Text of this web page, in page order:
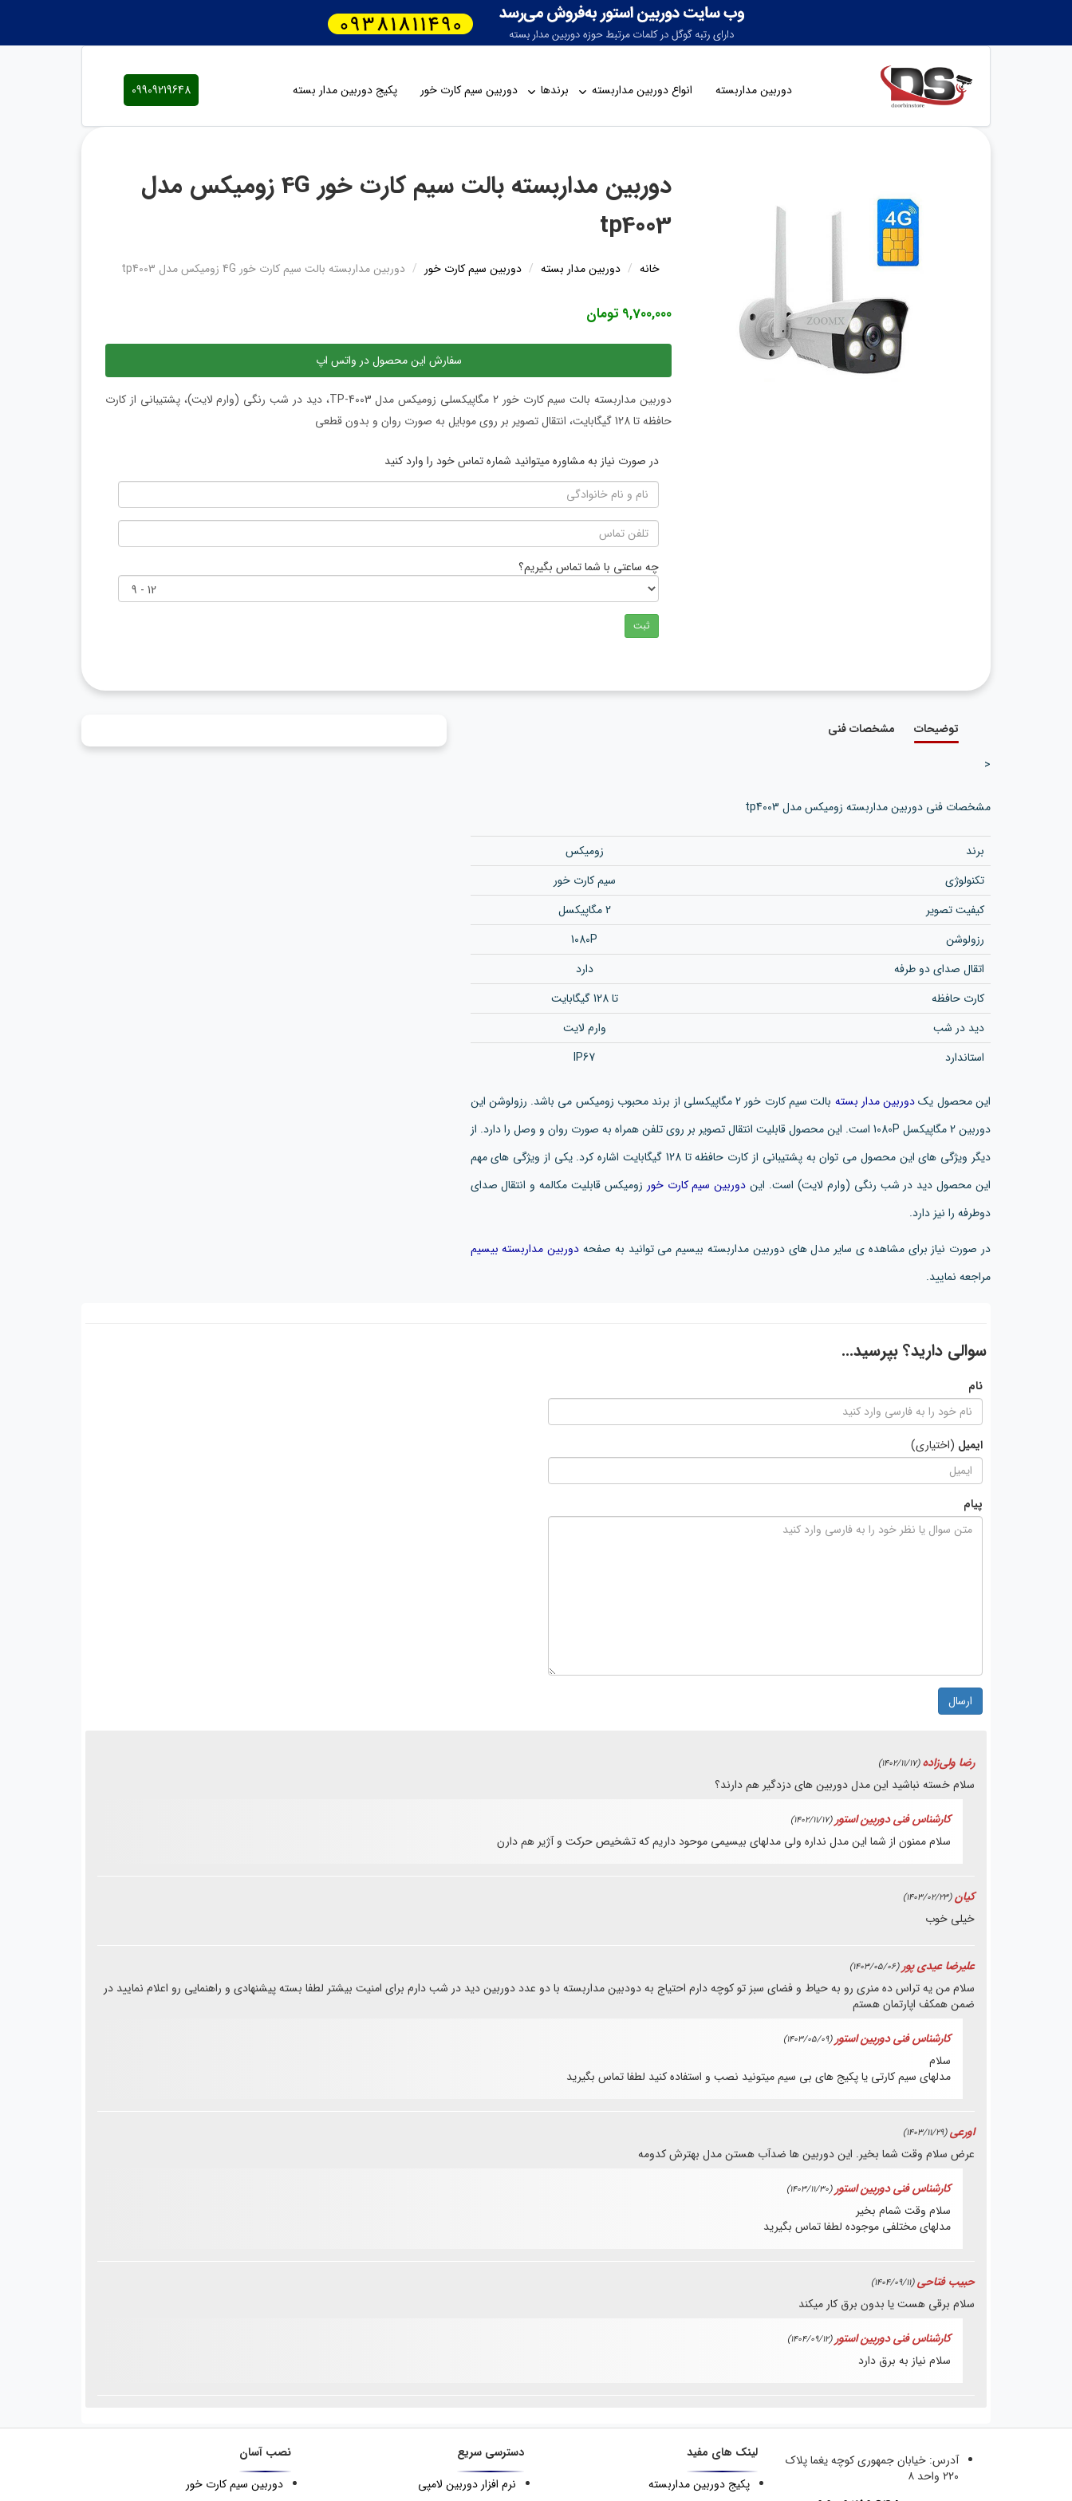
دوربین مداربسته انواع دوربین مداربسته برندها دوربین سیم کارت خور پکیج دوربین مدار بسته 09909219648
دوربین مداربسته بالت سیم کارت خور 4G زومیکس مدل
tp4003
خانه دوربین مدار بسته دوربین سیم کارت خور دوربین مداربسته بالت سیم کارت خور 4G زومیکس مدل tp4003
9,700,000 تومان
سفارش این محصول در واتس اپ
دوربین مداربسته بالت سیم کارت خور 2 مگاپیکسلی زومیکس مدل TP-4003، دید در شب رنگی (وارم لایت)، پشتیبانی از کارت
حافظه تا 128 گیگابایت، انتقال تصویر بر روی موبایل به صورت روان و بدون قطعی
در صورت نیاز به مشاوره میتوانید شماره تماس خود را وارد کنید
چه ساعتی با شما تماس بگیریم؟
ثبت
توضیحات مشخصات فنی
<
مشخصات فنی دوربین مداربسته زومیکس مدل tp4003
برند
زومیکس
تکنولوژی
سیم کارت خور
کیفیت تصویر
2 مگاپیکسل
رزولوشن
1080P
اتقال صدای دو طرفه
دارد
کارت حافظه
تا 128 گیگابایت
دید در شب
وارم لایت
استاندارد
IP67
این محصول یکدوربین مدار بسته
بالت سیم کارت خور 2 مگاپیکسلی از برند محبوب زومیکس می باشد. رزولوشن این
دوربین 2 مگاپیکسل 1080P است. این محصول قابلیت انتقال تصویر بر روی تلفن همراه به صورت روان و وصل را دارد. از
دیگر ویژگی های این محصول می توان به پشتیبانی از کارت حافظه تا 128 گیگابایت اشاره کرد. یکی از ویژگی های مهم
این محصول دید در شب رنگی (وارم لایت) است. این دوربین سیم کارت خور زومیکس قابلیت مکالمه و انتقال صدای
دوطرفه را نیز دارد.
در صورت نیاز برای مشاهده ی سایر مدل های دوربین مداربسته بیسیم می توانید به صفحه دوربین مداربسته بیسیم
مراجعه نمایید.
سوالی دارید؟ بپرسید...
نام
ایمیل (اختیاری)
پیام
ارسال
رضا ولی‌زاده(1402/11/17)
سلام خسته نباشید این مدل دوربین های دزدگیر هم دارند؟
کارشناس فنی دوربین استور (1402/11/17)
سلام ممنون از شما این مدل نداره ولی مدلهای بیسیمی موحود داریم که تشخیص حرکت و آژیر هم دارن
کیان(1403/02/23)
خیلی خوب
علیرضا عيدی پور(1403/05/06)
سلام من یه تراس ده منری رو به حیاط و فضای سبز تو کوچه دارم احتیاج به دودبین مداربسته با دو عدد دوربین دید در شب دارم برای امنیت بیشتر لطفا بسته پیشنهادی و راهنمایی رو اعلام نمایید در
ضمن همکف اپارتمان هستم
کارشناس فنی دوربین استور (1403/05/09)
سلام
مدلهای سیم کارتی یا پکیج های بی سیم میتونید نصب و استفاده کنید لطفا تماس بگیرید
اورعی (1403/11/29)
عرض سلام وقت شما بخیر. این دوربین ها ضدآب هستن مدل بهترش کدومه
کارشناس فنی دوربین استور (1403/11/30)
سلام وقت شمام بخیر
مدلهای مختلفی موجوده لطفا تماس بگیرید
حبیب فتاحی (1404/09/11)
سلام برقی هست یا بدون برق کار میکند
کارشناس فنی دوربین استور (1404/09/12)
سلام نیاز به برق دارد
آدرس: خیابان جمهوری کوچه یغما پلاک
۲۲۰ واحد ۸
لینک های مفید
پکیج دوربین مداربسته
دسترسی سریع
نرم افزار دوربین لامپی
نصب آسان
دوربین سیم کارت خور